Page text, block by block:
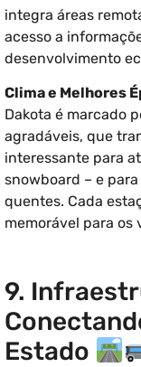
integra áreas
acesso a
desenvolvimento
Clima e Melhores
Dakota é marcado
agradáveis, que
interessante para
snowboard – e
quentes. Cada
memorável para os
9.
Estado